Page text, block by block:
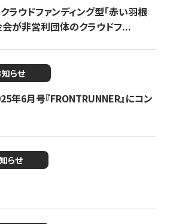
ラウドファンディング型「赤い羽根
会が非営利団体のクラウドフ...
らせ
年6月号『FRONTRUNNER』にコン
らせ